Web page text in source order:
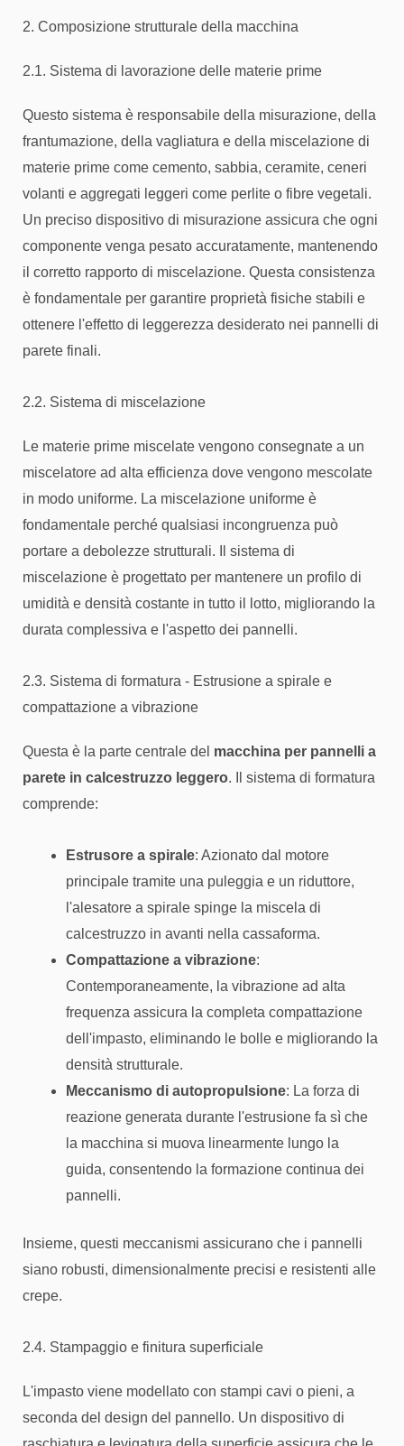
2. Composizione strutturale della macchina
2.1. Sistema di lavorazione delle materie prime
Questo sistema è responsabile della misurazione, della
frantumazione, della vagliatura e della miscelazione di
materie prime come cemento, sabbia, ceramite, ceneri
volanti e aggregati leggeri come perlite o fibre vegetali.
Un preciso dispositivo di misurazione assicura che ogni
componente venga pesato accuratamente, mantenendo
il corretto rapporto di miscelazione. Questa consistenza
è fondamentale per garantire proprietà fisiche stabili e
ottenere l'effetto di leggerezza desiderato nei pannelli di
parete finali.
2.2. Sistema di miscelazione
Le materie prime miscelate vengono consegnate a un
miscelatore ad alta efficienza dove vengono mescolate
in modo uniforme. La miscelazione uniforme è
fondamentale perché qualsiasi incongruenza può
portare a debolezze strutturali. Il sistema di
miscelazione è progettato per mantenere un profilo di
umidità e densità costante in tutto il lotto, migliorando la
durata complessiva e l'aspetto dei pannelli.
2.3. Sistema di formatura - Estrusione a spirale e
compattazione a vibrazione
Questa è la parte centrale del macchina per pannelli a
parete in calcestruzzo leggero. Il sistema di formatura
comprende:
Estrusore a spirale: Azionato dal motore
principale tramite una puleggia e un riduttore,
l'alesatore a spirale spinge la miscela di
calcestruzzo in avanti nella cassaforma.
Compattazione a vibrazione:
Contemporaneamente, la vibrazione ad alta
frequenza assicura la completa compattazione
dell'impasto, eliminando le bolle e migliorando la
densità strutturale.
Meccanismo di autopropulsione: La forza di
reazione generata durante l'estrusione fa sì che
la macchina si muova linearmente lungo la
guida, consentendo la formazione continua dei
pannelli.
Insieme, questi meccanismi assicurano che i pannelli
siano robusti, dimensionalmente precisi e resistenti alle
crepe.
2.4. Stampaggio e finitura superficiale
L'impasto viene modellato con stampi cavi o pieni, a
seconda del design del pannello. Un dispositivo di